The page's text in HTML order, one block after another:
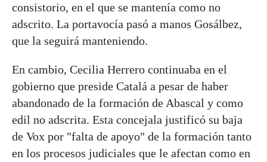
consistorio, en el que se mantenía como no
adscrito. La portavocía pasó a manos Gosálbez,
que la seguirá manteniendo.
En cambio, Cecilia Herrero continuaba en el
gobierno que preside Catalá a pesar de haber
abandonado de la formación de Abascal y como
edil no adscrita. Esta concejala justificó su baja
de Vox por "falta de apoyo" de la formación tanto
en los procesos judiciales que le afectan como en